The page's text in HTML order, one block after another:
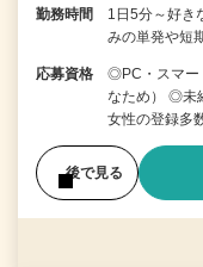
勤務時間
1日5分～好き
みの単発や短
応募資格
◎PC・スマー
なため） ◎未
女性の登録
後で見る